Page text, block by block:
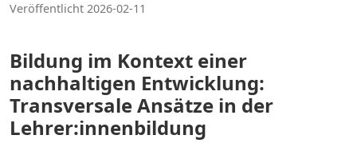
Bildung im Kontext einer
nachhaltigen Entwicklung:
Transversale Ansätze in der
Lehrer:innenbildung
Veröffentlicht 2026-02-11